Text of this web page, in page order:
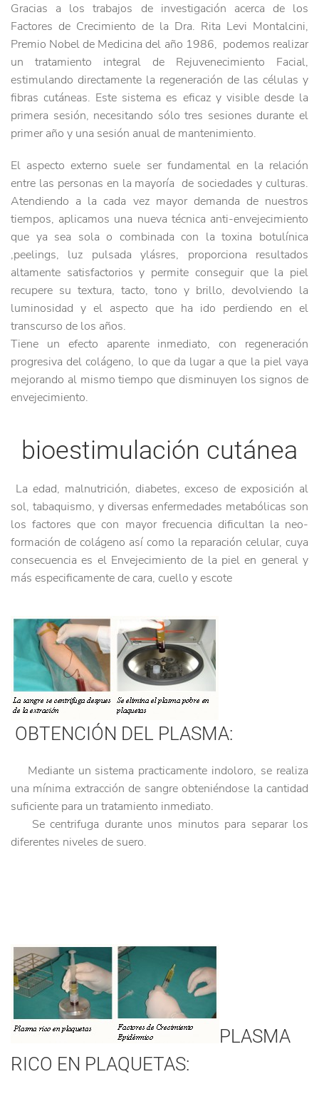
Gracias a los trabajos de investigación acerca de los
Factores de Crecimiento de la Dra. Rita Levi Montalcini,
Premio Nobel de Medicina del año 1986, podemos realizar
un tratamiento integral de Rejuvenecimiento Facial,
estimulando directamente la regeneración de las células y
fibras cutáneas. Este sistema es eficaz y visible desde la
primera sesión, necesitando sólo tres sesiones durante el
primer año y una sesión anual de mantenimiento.
El aspecto externo suele ser fundamental en la relación
entre las personas en la mayoría de sociedades y culturas.
Atendiendo a la cada vez mayor demanda de nuestros
tiempos, aplicamos una nueva técnica anti-envejecimiento
que ya sea sola o combinada con la toxina botulínica
,peelings, luz pulsada ylásres, proporciona resultados
altamente satisfactorios y permite conseguir que la piel
recupere su textura, tacto, tono y brillo, devolviendo la
luminosidad y el aspecto que ha ido perdiendo en el
transcurso de los años.
Tiene un efecto aparente inmediato, con regeneración
progresiva del colágeno, lo que da lugar a que la piel vaya
mejorando al mismo tiempo que disminuyen los signos de
envejecimiento.
bioestimulación cutánea
La edad, malnutrición, diabetes, exceso de exposición al
sol, tabaquismo, y diversas enfermedades metabólicas son
los factores que con mayor frecuencia dificultan la neo-
formación de colágeno así como la reparación celular, cuya
consecuencia es el Envejecimiento de la piel en general y
más especificamente de cara, cuello y escote
OBTENCIÓN DEL PLASMA:
Mediante un sistema practicamente indoloro, se realiza
una mínima extracción de sangre obteniéndose la cantidad
suficiente para un tratamiento inmediato.
Se centrifuga durante unos minutos para separar los
diferentes niveles de suero.
PLASMA
RICO EN PLAQUETAS: